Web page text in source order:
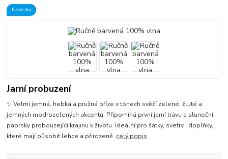
Novinka
Jarní probuzení
✨ Velmi jemná, hebká a pružná příze v tónech svěží zelené, žluté a
jemných modrozelených akcentů. Připomíná první jarní trávu a sluneční
paprsky probouzející krajinu k životu. Ideální pro šátky, svetry i doplňky,
které mají působit lehce a přirozeně. celý popis